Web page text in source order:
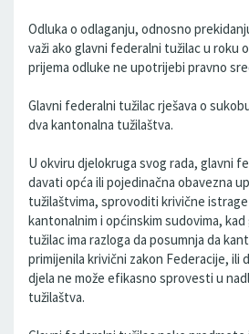
Odluka o odlaganju, odnosno
važi ako glavni federalni tužilac u roku
prijema odluke ne upotrijebi pravno
Glavni federalni tužilac rješava o
dva kantonalna tužilaštva.
U okviru djelokruga svog rada, glavni
davati opća ili pojedinačna obavezna
tužilaštvima, sprovoditi krivične
kantonalnim i općinskim sudovima,
tužilac ima razloga da posumnja da
primijenila krivični zakon Federacije, ili
djela ne može efikasno sprovesti u
tužilaštva.